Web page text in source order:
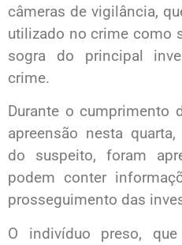
câmeras de vigilância,
utilizado no crime como
sogra do principal
crime.
Durante o cumprimento
apreensão nesta
do suspeito, foram
podem conter
prosseguimento das
O indivíduo preso,